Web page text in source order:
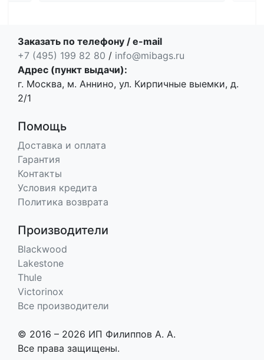
Заказать по телефону / e-mail
+7 (495) 199 82 80 / info@mibags.ru
Адрес (пункт выдачи):
г. Москва, м. Аннино, ул. Кирпичные выемки, д.
2/1
Помощь
Доставка и оплата
Гарантия
Контакты
Условия кредита
Политика возврата
Производители
Blackwood
Lakestone
Thule
Victorinox
Все производители
© 2016 – 2026 ИП Филиппов А. А.
Все права защищены.